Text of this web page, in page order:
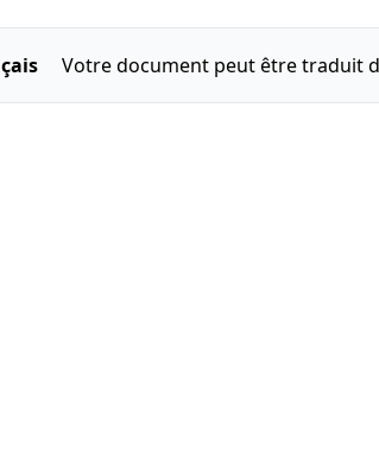
Votre document peut être traduit